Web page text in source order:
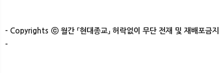
- Copyrights ⓒ 월간 「현대종교」 허락없이 무단 전재 및 재배포금지
-